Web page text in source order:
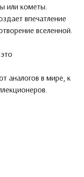
или кометы.
впечатление
вселенной.
аналогов в мире, к